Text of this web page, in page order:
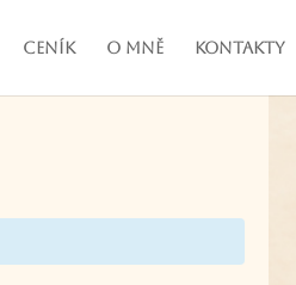
Ceník O mně Kontakty